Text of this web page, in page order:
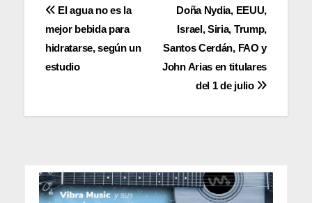
Navegación
de
entradas
Doña Nydia, EEUU,
Israel, Siria, Trump,
Santos Cerdán, FAO y
John Arias en titulares
del 1 de julio
El agua no es la
mejor bebida para
hidratarse, según un
estudio